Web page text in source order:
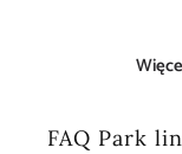
FAQ Park